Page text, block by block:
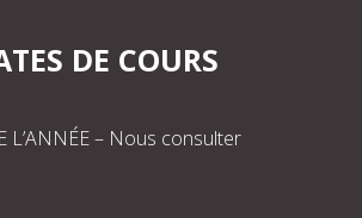
DE COURS
L’ANNÉE – Nous consulter